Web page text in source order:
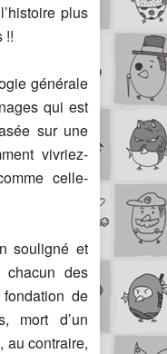
plus
!!
générale
qui est
sur une
vivriez-
celle-
souligné et
des
de
mort d’un
au contraire,